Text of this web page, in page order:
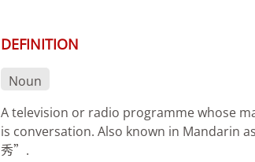
DEFINITION
Noun
A television or radio programme whose
is conversation. Also known in Mandarin
秀”.